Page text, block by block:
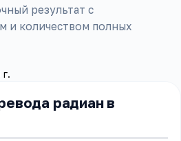
результат с
и количеством полных
радиан в